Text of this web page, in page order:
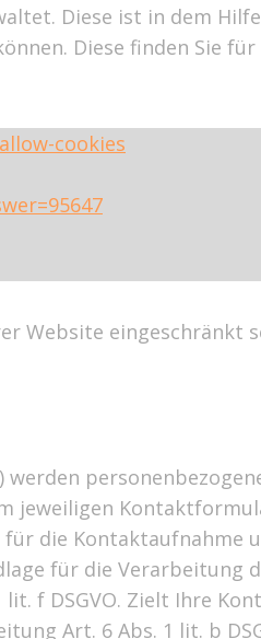
Diese ist in dem
Diese finden Sie
cookies
Website eingeschränkt
jeweiligen
die Kontaktaufnahme
für die Verarbeitung
f DSGVO. Zielt Ihre
Art. 6 Abs. 1 lit. b